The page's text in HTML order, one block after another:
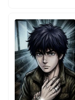
GRAPHIC
NOVEL